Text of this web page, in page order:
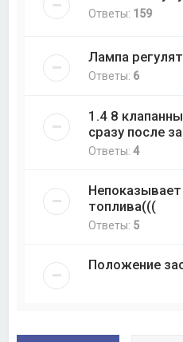
Ответы: 159
Лампа
Ответы: 6
1.4 8
сразу после
Ответы:4
топлива(((
Ответы: 5
Положение